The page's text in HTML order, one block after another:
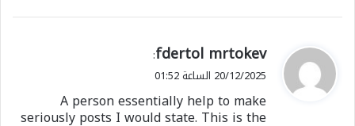
ي
ق
ل
fdertol mrtokev
:
20/12/2025 الساعة 01:52
A person essentially help to make
seriously posts I would state. This is the